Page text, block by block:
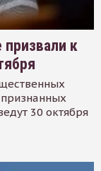
к
30 октября